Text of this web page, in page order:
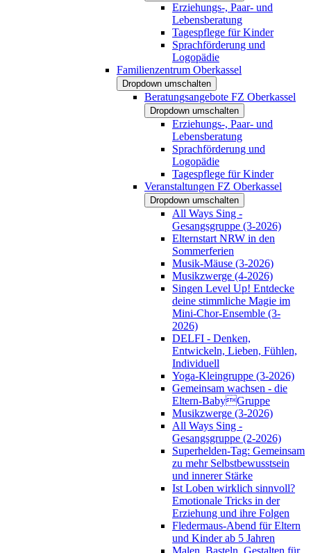
Erziehungs-, Paar- und
Lebensberatung
Tagespflege für Kinder
Sprachförderung und
Logopädie
Familienzentrum Oberkassel
Dropdown umschalten
Beratungsangebote FZ Oberkassel
Dropdown umschalten
Erziehungs-, Paar- und
Lebensberatung
Sprachförderung und
Logopädie
Tagespflege für Kinder
Veranstaltungen FZ Oberkassel
Dropdown umschalten
All Ways Sing -
Gesangsgruppe (3-2026)
Elternstart NRW in den
Sommerferien
Musik-Mäuse (3-2026)
Musikzwerge (4-2026)
Singen Level Up! Entdecke
deine stimmliche Magie im
Mini-Chor-Ensemble (3-
2026)
DELFI - Denken,
Entwickeln, Lieben, Fühlen,
Individuell
Yoga-Kleingruppe (3-2026)
Gemeinsam wachsen - die
Eltern-BabyGruppe
Musikzwerge (3-2026)
All Ways Sing -
Gesangsgruppe (2-2026)
Superhelden-Tag: Gemeinsam
zu mehr Selbstbewusstsein
und innerer Stärke
Ist Loben wirklich sinnvoll?
Emotionale Tricks in der
Erziehung und ihre Folgen
Fledermaus-Abend für Eltern
und Kinder ab 5 Jahren
Malen, Basteln, Gestalten für